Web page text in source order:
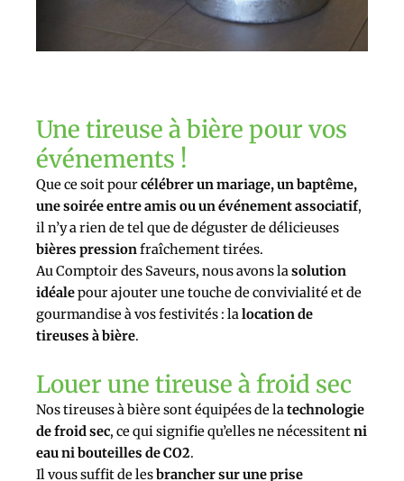
Une tireuse à bière pour vos
événements !
Que ce soit pourcélébrer un mariage, un baptême,
une soirée entre amis ou un événement associatif,
il n’y a rien de tel que de déguster de délicieuses
bières pressionfraîchement tirées.
Au Comptoir des Saveurs, nous avons lasolution
idéalepour ajouter une touche de convivialité et de
gourmandise à vos festivités : lalocation de
tireuses à bière.
Louer une tireuse à froid sec
Nos tireuses à bière sont équipées de latechnologie
de froid sec, ce qui signifie qu’elles ne nécessitentni
eau ni bouteilles de CO2.
Il vous suffit de lesbrancher sur une prise